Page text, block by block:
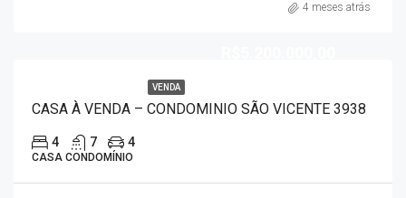
4 meses atrás
VENDA
CASA À VENDA – CONDOMINIO SÃO VICENTE 3938
4 7 4
CASA CONDOMÍNIO